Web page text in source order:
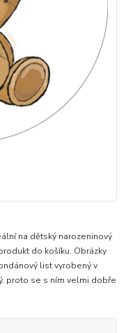
na dětský narozeninový
do košíku. Obrázky
list vyrobený v
proto se s ním velmi dobře